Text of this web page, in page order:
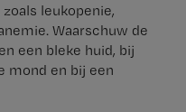
leukopenie,
Waarschuw de
een bleke huid, bij
mond en bij een